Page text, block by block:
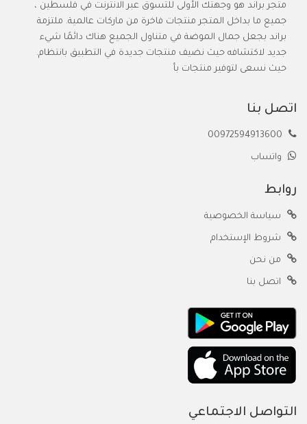
متجر براند هو وجهتك الأولى للتسوق عبر الانترنت في فلسطين ،
جميع ما بداخل المتجر منتجات فاخرة من ماركات عالمية. ملتزمة
براند بجعل جمال الموضة في متناول الجميع هناك دائمًا شيء
جديد لاكتشافه حيث نضيف منتجات جديدة في التطبيق بانتظام.
حيث نسعى لتوفير منتجات بأ
اتصل بنا
واتساب
روابط
سياسة الخصوصية
شروط الإستخدام
من نحن
اتصل بنا
التواصل الاجتماعي